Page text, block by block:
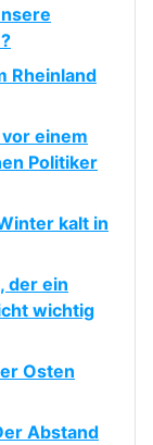
Rheinland
einem
Politiker
kalt in
der ein
wichtig
Osten
Abstand